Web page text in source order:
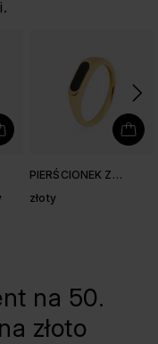
PIERŚCIONEK Z
złoty
na 50.
złoto